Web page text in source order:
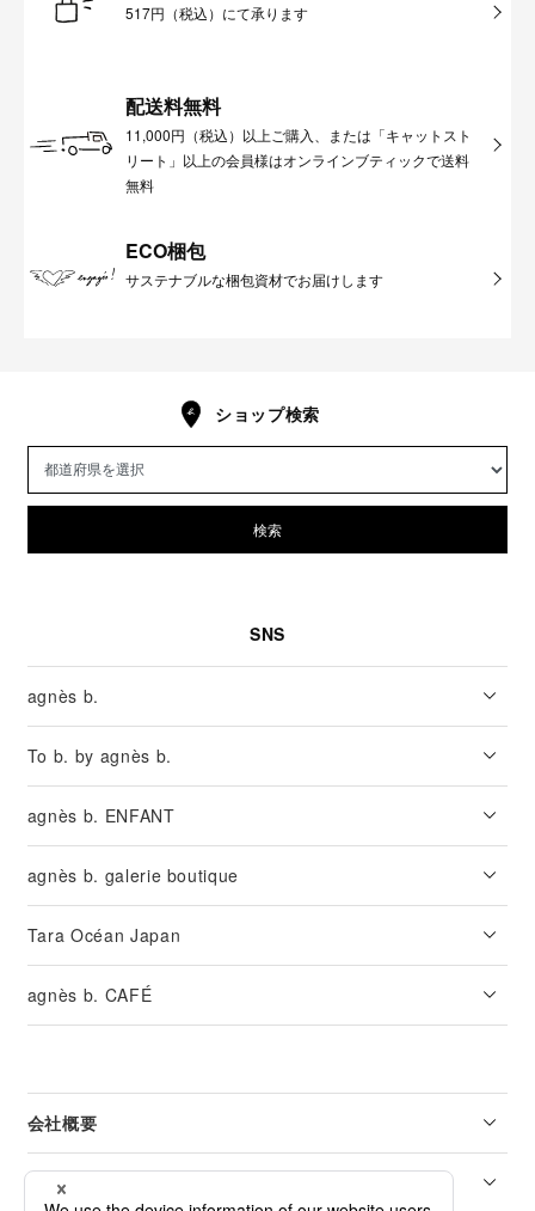
517円（税込）にて承ります
配送料無料
11,000円（税込）以上ご購入、または「キャットスト
リート」以上の会員様はオンラインブティックで送料
無料
ECO梱包
サステナブルな梱包資材でお届けします
ショップ検索
検索
SNS
agnès b.
To b. by agnès b.
agnès b. ENFANT
agnès b. galerie boutique
Tara Océan Japan
agnès b. CAFÉ
会社概要
リーガル